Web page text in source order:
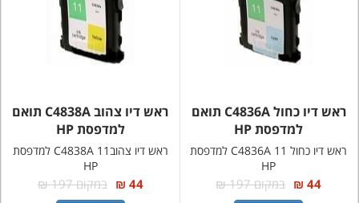
ראש דיו כחול C4836A תואם
למדפסת HP
ראש דיו כחול 11 C4836A למדפסת
HP
44 ₪ במקום 197 ₪
ראש דיו צהוב C4838A תואם
למדפסת HP
ראש דיו צהוב11 C4838A למדפסת
HP
44 ₪ במקום 197 ₪